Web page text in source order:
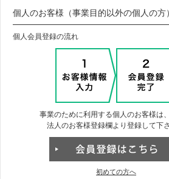
個人のお客様（事業目的以外の個人の方）
個人会員登録の流れ
事業のために利用する個人のお客様は
法人のお客様登録欄より登録して下さ
初めての方へ